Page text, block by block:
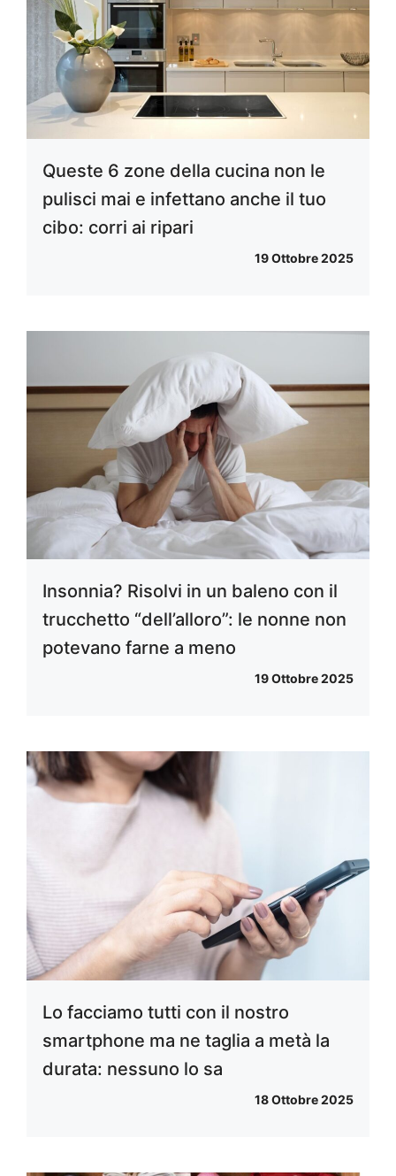
Queste 6 zone della cucina non le
pulisci mai e infettano anche il tuo
cibo: corri ai ripari
19 Ottobre 2025
Insonnia? Risolvi in un baleno con il
trucchetto “dell’alloro”: le nonne non
potevano farne a meno
19 Ottobre 2025
Lo facciamo tutti con il nostro
smartphone ma ne taglia a metà la
durata: nessuno lo sa
18 Ottobre 2025